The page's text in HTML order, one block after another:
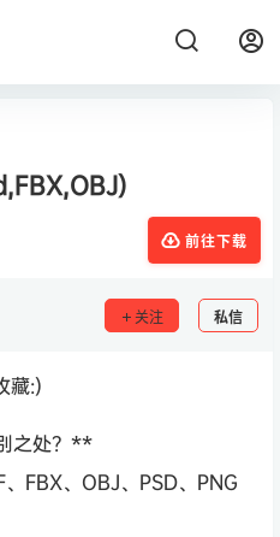
前往下载
关注 私信
藏:)
之处？**
FBX、OBJ、PSD、PNG